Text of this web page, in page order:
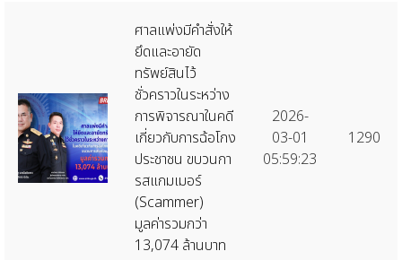
ศาลแพ่งมีคำสั่งให้
ยึดและอายัด
ทรัพย์สินไว้
ชั่วคราวในระหว่าง
การพิจารณาในคดี
เกี่ยวกับการฉ้อโกง
ประชาชน ขบวนกา
รสแกมเมอร์
(Scammer)
มูลค่ารวมกว่า
13,074 ล้านบาท
2026-
03-01
05:59:23
1290